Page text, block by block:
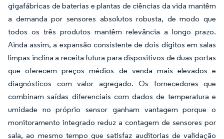
gigafábricas de baterias e plantas de ciências da vida mantêm
a demanda por sensores absolutos robusta, de modo que
todos os três produtos mantêm relevância a longo prazo.
Ainda assim, a expansão consistente de dois dígitos em salas
limpas inclina a receita futura para dispositivos de duas portas
que oferecem preços médios de venda mais elevados e
diagnósticos com valor agregado. Os fornecedores que
combinam saídas diferenciais com dados de temperatura e
umidade no próprio sensor ganham vantagem porque o
monitoramento integrado reduz a contagem de sensores por
sala, ao mesmo tempo que satisfaz auditorias de validação